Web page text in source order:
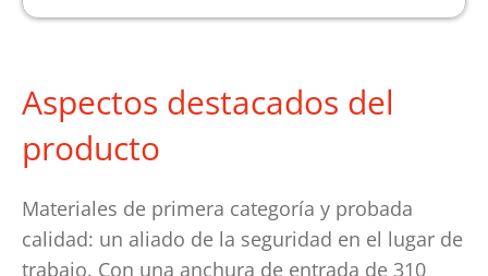
Aspectos destacados del
producto
Materiales de primera categoría y probada
calidad: un aliado de la seguridad en el lugar de
trabajo. Con una anchura de entrada de 310